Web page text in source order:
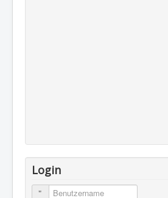
Login
Benutzername